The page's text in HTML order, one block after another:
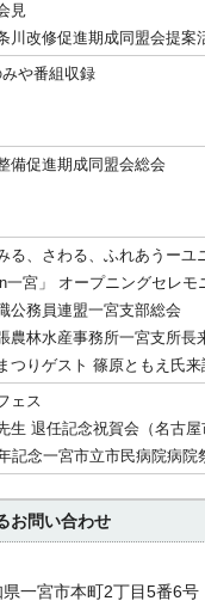
見
川改修促進期成同盟会提案
や番組収録
備促進期成同盟会総会
る、さわる、ふれあうーユ
一宮」 オープニングセレモ
公務員連盟一宮支部総会
農林水産事務所一宮支所長
つりゲスト 篠原ともえ氏来
ェス
生 退任記念祝賀会（名古屋
記念一宮市立市民病院病院
お問い合わせ
一宮市本町2丁目5番6